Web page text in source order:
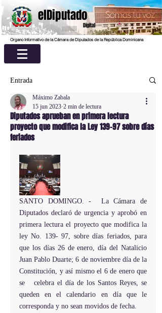
elDiputado
Digital
Organo Informativo de la Cámara de Diputados de la República Dominicana
Entrada
Diputados aprueban en primera lectura
proyecto que modifica la Ley 139-97 sobre días
feriados
Máximo Zabala
15 jun 2023 2 min de lectura
SANTO DOMINGO. -  La Cámara de
Diputados declaró de urgencia y aprobó en
primera lectura el proyecto que modifica la
ley No. 139- 97, sobre días feriados, para
que los días 26 de enero, día del Natalicio
Juan Pablo Duarte; 6 de noviembre día de la
Constitución, y así mismo el 6 de enero que
se   celebra el día de los Santos Reyes, se
queden en el calendario en día que le
corresponda y no sean movidos de fecha.